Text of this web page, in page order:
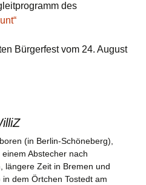
des
Bürgerfest vom 24. August
(in Berlin-Schöneberg),
Abstecher nach
längere Zeit in Bremen und
in dem Örtchen Tostedt am